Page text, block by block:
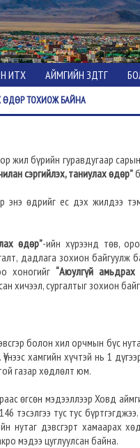
ИТХ АЙМГИЙН ЗДТГ
ӨДӨР ТОХИОЖ БАЙНА
жил бүрийн гуравдугаар
сэргийлэх, таниулах өдөр”
энэ өдрийг ес дэх жилдээ
өдөр”-ийн хүрээнд төв,
дадлага зохион байгуулж
хоногийг“Аюулгүй амьдрах
хичээл, сургалтыг зохион
болон хил орчмын бүс
хамгийн хүчтэй нь 1
газар хөдлөлт юм.
өгсөн мэдээллээр Ховд
тэсэлгээ тус тус бүртгэгджээ.
нутаг дэвсгэрт хамаарах
мэдээ цуглуулсан байна.